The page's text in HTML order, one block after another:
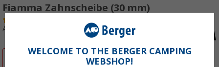
Fiamma Zahnscheibe (30 mm)
Art.-Nr.: 130623
WELCOME TO THE BERGER CAMPING
WEBSHOP!